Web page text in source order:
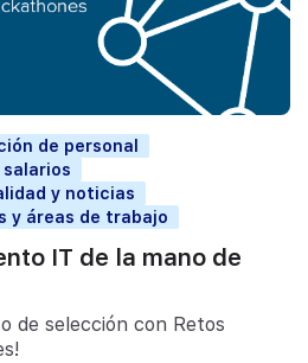
de personal
y noticias
y áreas de trabajo
IT de la mano de
de selección con Retos